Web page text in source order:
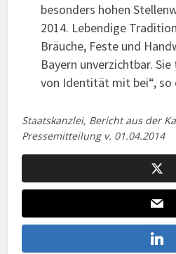
besonders hohen
2014. Lebendige
Bräuche, Feste und
Bayern unverzichtbar.
von Identität mit bei“, so
Staatskanzlei, Bericht aus der
Pressemitteilung v. 01.04.2014